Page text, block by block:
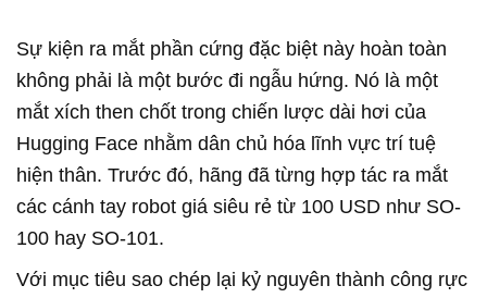
Sự kiện ra mắt phần cứng đặc biệt này hoàn toàn
không phải là một bước đi ngẫu hứng. Nó là một
mắt xích then chốt trong chiến lược dài hơi của
Hugging Face nhằm dân chủ hóa lĩnh vực trí tuệ
hiện thân. Trước đó, hãng đã từng hợp tác ra mắt
các cánh tay robot giá siêu rẻ từ 100 USD như SO-
100 hay SO-101.
Với mục tiêu sao chép lại kỷ nguyên thành công rực